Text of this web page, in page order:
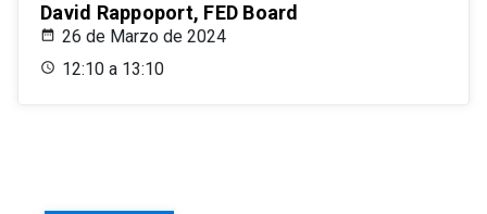
David Rappoport, FED Board
26 de Marzo de 2024
12:10 a 13:10